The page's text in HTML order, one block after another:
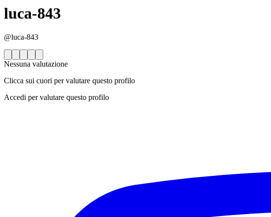
luca-843
@luca-843
Nessuna valutazione
Clicca sui cuori per valutare questo profilo
Accedi per valutare questo profilo